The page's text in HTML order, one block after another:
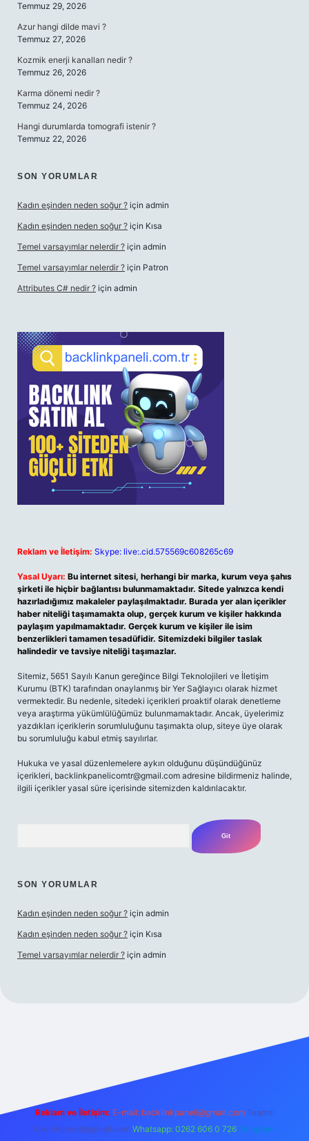
Temmuz 29, 2026
Azur hangi dilde mavi ?
Temmuz 27, 2026
Kozmik enerji kanalları nedir ?
Temmuz 26, 2026
Karma dönemi nedir ?
Temmuz 24, 2026
Hangi durumlarda tomografi istenir ?
Temmuz 22, 2026
SON YORUMLAR
Kadın eşinden neden soğur ? için admin
Kadın eşinden neden soğur ? için Kısa
Temel varsayımlar nelerdir ? için admin
Temel varsayımlar nelerdir ? için Patron
Attributes C# nedir ? için admin
Reklam ve İletişim: Skype: live:.cid.575569c608265c69
Yasal Uyarı: Bu internet sitesi, herhangi bir marka, kurum veya şahıs
şirketi ile hiçbir bağlantısı bulunmamaktadır. Sitede yalnızca kendi
hazırladığımız makaleler paylaşılmaktadır. Burada yer alan içerikler
haber niteliği taşımamakta olup, gerçek kurum ve kişiler hakkında
paylaşım yapılmamaktadır. Gerçek kurum ve kişiler ile isim
benzerlikleri tamamen tesadüfidir. Sitemizdeki bilgiler taslak
halindedir ve tavsiye niteliği taşımazlar.
Sitemiz, 5651 Sayılı Kanun gereğince Bilgi Teknolojileri ve İletişim
Kurumu (BTK) tarafından onaylanmış bir Yer Sağlayıcı olarak hizmet
vermektedir. Bu nedenle, sitedeki içerikleri proaktif olarak denetleme
veya araştırma yükümlülüğümüz bulunmamaktadır. Ancak, üyelerimiz
yazdıkları içeriklerin sorumluluğunu taşımakta olup, siteye üye olarak
bu sorumluluğu kabul etmiş sayılırlar.
Hukuka ve yasal düzenlemelere aykırı olduğunu düşündüğünüz
içerikleri, backlinkpanelicomtr@gmail.com adresine bildirmeniz halinde,
ilgili içerikler yasal süre içerisinde sitemizden kaldırılacaktır.
SON YORUMLAR
Kadın eşinden neden soğur ? için admin
Kadın eşinden neden soğur ? için Kısa
Temel varsayımlar nelerdir ? için admin
Reklam ve İletişim: E-mail: backlinkpaneli@gmail.com Teams:
forumhizmeti@gmail.com Whatsapp: 0262 606 0 726 Telegram: